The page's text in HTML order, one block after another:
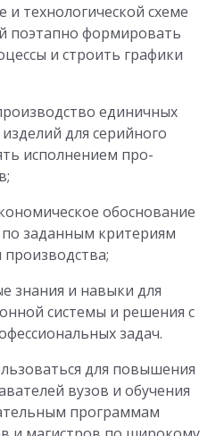
и технологической схеме
поэтапно формировать
и строить графики
единичных
для серийного
исполнением про­
обоснование
заданным критериям
знания и навыки для
системы и решения с
задач.
для повышения
вузов и обучения
программам